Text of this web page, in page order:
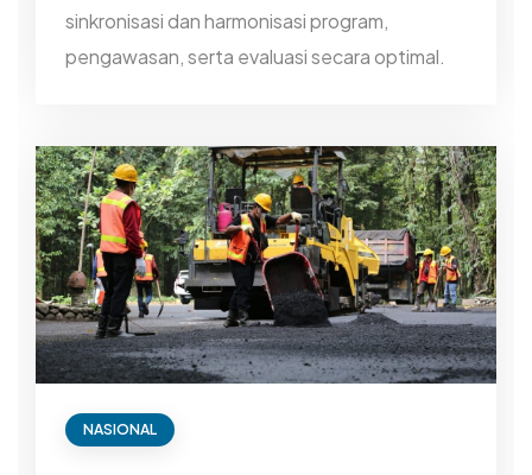
sinkronisasi dan harmonisasi program,
pengawasan, serta evaluasi secara optimal.
NASIONAL